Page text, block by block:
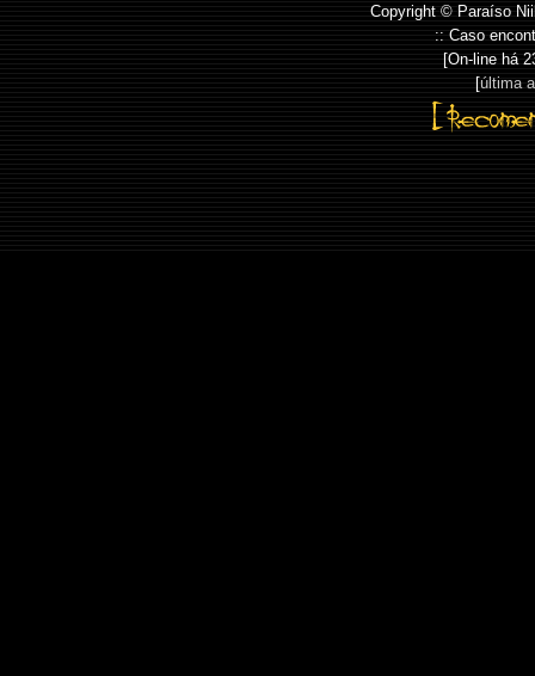
Copyright © Paraíso
:: Caso
[On-line há
[última